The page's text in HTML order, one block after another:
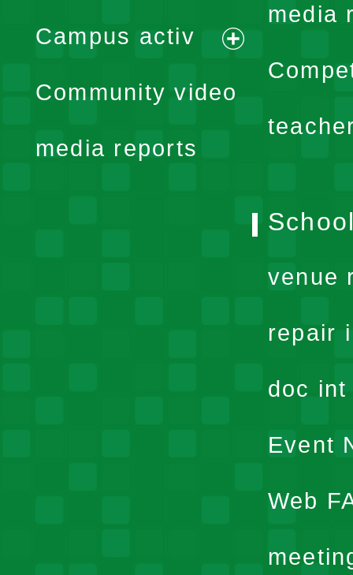
media
expand
menu
Campus activ
expand
Community video
media reports
venue
repair
doc
Event
Web